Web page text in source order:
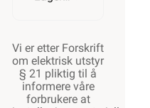
Vi er etter Forskrift
om elektrisk utstyr
§ 21 pliktig til å
informere våre
forbrukere at